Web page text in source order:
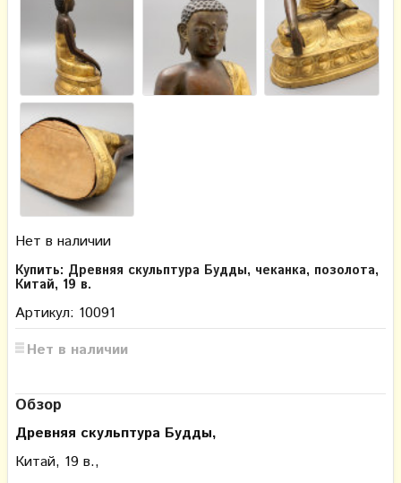
Нет в наличии
Купить: Древняя скульптура Будды, чеканка, позолота,
Китай, 19 в.
Артикул: 10091
Нет в наличии
Обзор
Древняя скульптура Будды,
Китай, 19 в.,